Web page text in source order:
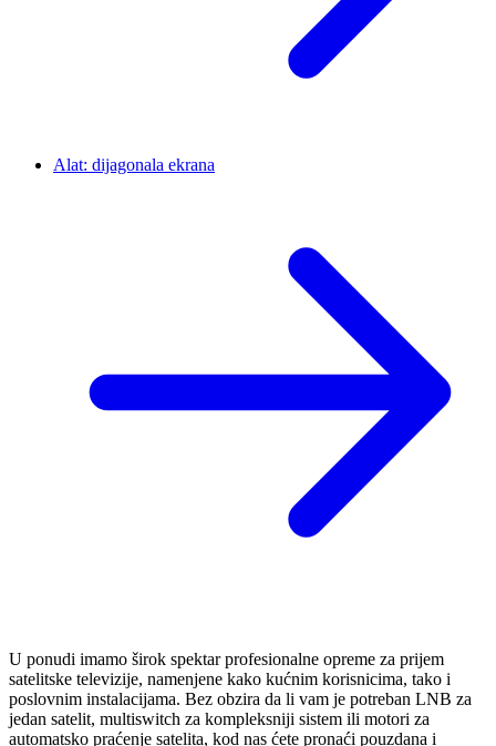
Alat: dijagonala ekrana
U ponudi imamo širok spektar profesionalne opreme za prijem
satelitske televizije, namenjene kako kućnim korisnicima, tako i
poslovnim instalacijama. Bez obzira da li vam je potreban LNB za
jedan satelit, multiswitch za kompleksniji sistem ili motori za
automatsko praćenje satelita, kod nas ćete pronaći pouzdana i